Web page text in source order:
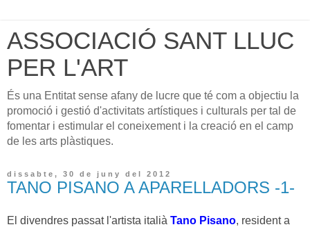
ASSOCIACIÓ SANT LLUC
PER L'ART
És una Entitat sense afany de lucre que té com a objectiu la
promoció i gestió d'activitats artístiques i culturals per tal de
fomentar i estimular el coneixement i la creació en el camp
de les arts plàstiques.
dissabte, 30 de juny del 2012
TANO PISANO A APARELLADORS -1-
El divendres passat l'artista italià Tano Pisano, resident a